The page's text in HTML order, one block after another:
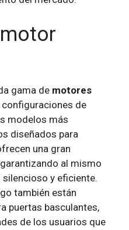
gama de motores
de
modelos más
diseñados para
una gran
al mismo
y eficiente.
también están
puertas basculantes,
de los usuarios que